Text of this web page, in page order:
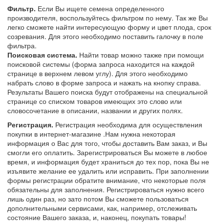
Фильтр. Если Вы ищете семена определенного
производителя, воспользуйтесь фильтром по нему. Так же Вы
легко сможете найти интересующую форму и цвет плода, срок
созревания. Для этого необходимо поставить галочку в поле
фильтра.
Поисковая система. Найти товар можно также при помощи
поисковой системы (форма запроса находится на каждой
странице в верхнем левом углу). Для этого необходимо
набрать слово в форме запроса и нажать на кнопку справа.
Результаты Вашего поиска будут отображены на специальной
странице со списком товаров имеющих это слово или
словосочетание в описании, названии и других полях.
Регистрация. Регистрация необходима для осуществления
покупки в интернет-магазине .Нам нужна некоторая
информация о Вас для того, чтобы доставить Вам заказ, и Вы
смогли его оплатить. Зарегистрироваться Вы можете в любое
время, и информация будет храниться до тех пор, пока Вы не
изъявите желание ее удалить или исправить. При заполнении
формы регистрации обратите внимание, что некоторые поля
обязательны для заполнения. Регистрироваться нужно всего
лишь один раз, но зато потом Вы сможете пользоваться
дополнительными сервисами, как, например, отслеживать
состояние Вашего заказа, и, наконец, покупать товары!